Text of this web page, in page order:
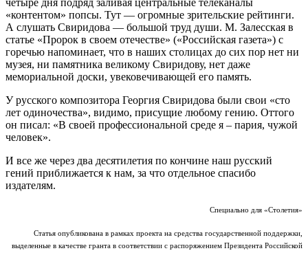
«контентом» попсы. Тут — огромные зрительские рейтинги.
А слушать Свиридова — большой труд души. М. Залесская в
статье «Пророк в своем отечестве» («Российская газета») с
горечью напоминает, что в наших столицах до сих пор нет ни
музея, ни памятника великому Свиридову, нет даже
мемориальной доски, увековечивающей его память.
У русского композитора Георгия Свиридова были свои «сто
лет одиночества», видимо, присущие любому гению. Оттого
он писал: «В своей профессиональной среде я – пария, чужой
человек».
И все же через два десятилетия по кончине наш русский
гений приближается к нам, за что отдельное спасибо
издателям.
Специально для «Столетия»
Статья опубликована в рамках проекта на средства государственной поддержки,
выделенные в качестве гранта в соответствии c распоряжением Президента Российской